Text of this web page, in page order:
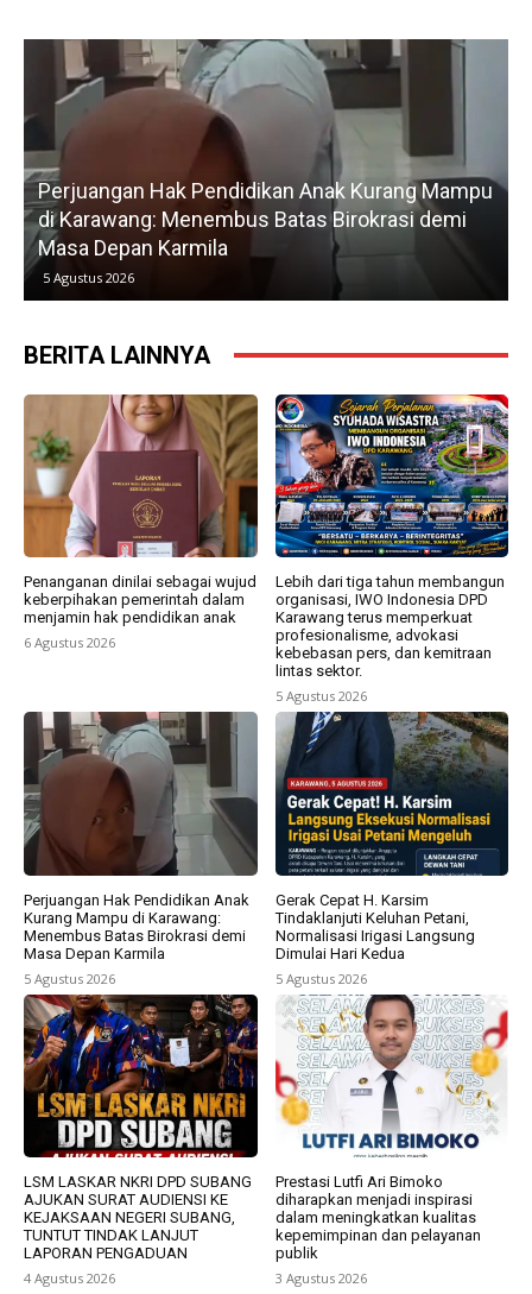
Hak Pendidikan Anak Kurang Mampu
Menembus Batas Birokrasi demi
Karmila
Gerak Cepat
Petani,
BERITA LAINNYA
Penanganan dinilai sebagai wujud
keberpihakan pemerintah dalam
menjamin hak pendidikan anak
6 Agustus 2026
Lebih dari tiga tahun membangun
organisasi, IWO Indonesia DPD
Karawang terus memperkuat
profesionalisme, advokasi
kebebasan pers, dan kemitraan
lintas sektor.
5 Agustus 2026
Perjuangan Hak Pendidikan Anak
Kurang Mampu di Karawang:
Menembus Batas Birokrasi demi
Masa Depan Karmila
5 Agustus 2026
Gerak Cepat H. Karsim
Tindaklanjuti Keluhan Petani,
Normalisasi Irigasi Langsung
Dimulai Hari Kedua
5 Agustus 2026
LSM LASKAR NKRI DPD SUBANG
AJUKAN SURAT AUDIENSI KE
KEJAKSAAN NEGERI SUBANG,
TUNTUT TINDAK LANJUT
LAPORAN PENGADUAN
4 Agustus 2026
Prestasi Lutfi Ari Bimoko
diharapkan menjadi inspirasi
dalam meningkatkan kualitas
kepemimpinan dan pelayanan
publik
3 Agustus 2026